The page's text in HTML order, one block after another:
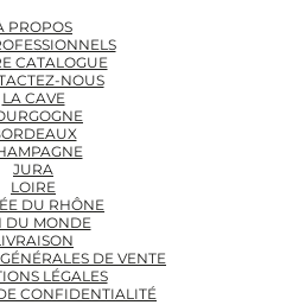
PROPOS
CATALOGUE
NOUS
LA CAVE
JURA
LOIRE
DU RHÔNE
DU MONDE
DE VENTE
LÉGALES
CONFIDENTIALITÉ